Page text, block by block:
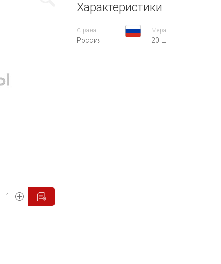
Характеристики
Страна
Россия
Мера
20 шт